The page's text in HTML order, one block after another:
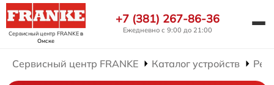
Сервисный центр FRANKEв
Омске
+7 (381) 267-86-36
Ежедневно с 9:00 до 21:00
Сервисный центр FRANKE Каталог устройств